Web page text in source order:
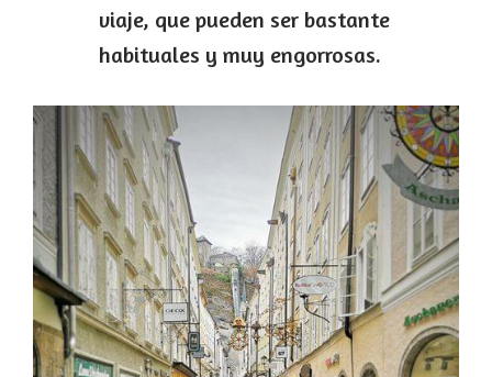
viaje, que pueden ser bastante
habituales y muy engorrosas.